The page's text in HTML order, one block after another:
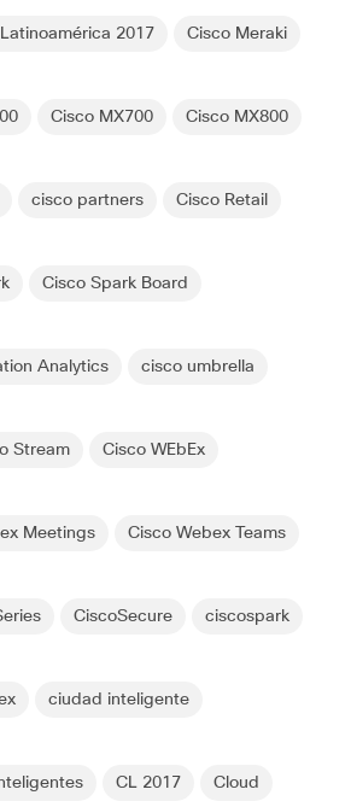
2017 Cisco Meraki
Cisco MX700 Cisco MX800
cisco partners Cisco Retail
Cisco Spark Board
Analytics cisco umbrella
Stream Cisco WEbEx
Meetings Cisco Webex Teams
CiscoSecure ciscospark
ciudad inteligente
CL 2017 Cloud